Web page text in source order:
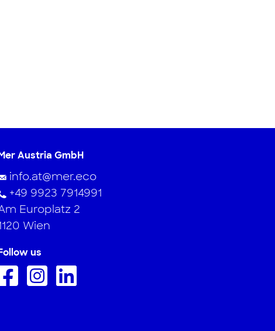
Austria GmbH
info.at@mer.eco
+49 9923 7914991
Europlatz 2
Wien
us